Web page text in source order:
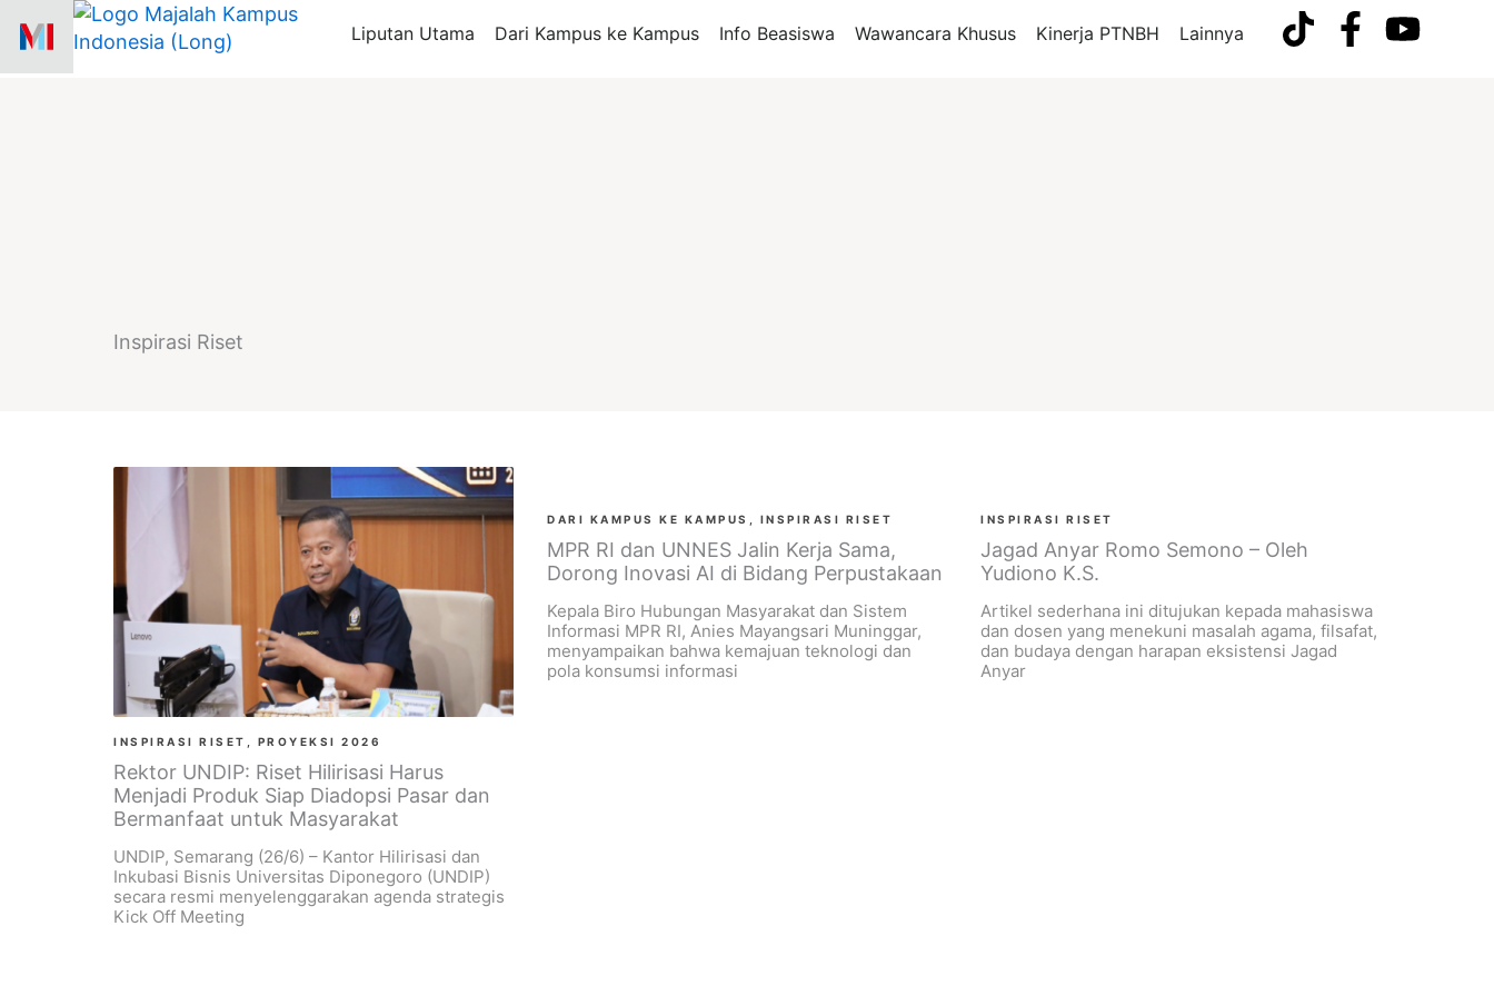
content
Liputan Utama Dari Kampus ke Kampus Info Beasiswa Wawancara Khusus Kinerja PTNBH Lainnya
Inspirasi Riset
INSPIRASI RISET PROYEKSI 2026
Rektor UNDIP: Riset Hilirisasi Harus
Menjadi Produk Siap Diadopsi Pasar dan
Bermanfaat untuk Masyarakat
UNDIP, Semarang (26/6) – Kantor Hilirisasi dan
Inkubasi Bisnis Universitas Diponegoro (UNDIP)
secara resmi menyelenggarakan agenda strategis
Kick Off Meeting
DARI KAMPUS KE KAMPUS INSPIRASI RISET
MPR RI dan UNNES Jalin Kerja Sama,
Dorong Inovasi AI di Bidang Perpustakaan
Kepala Biro Hubungan Masyarakat dan Sistem
Informasi MPR RI, Anies Mayangsari Muninggar,
menyampaikan bahwa kemajuan teknologi dan
pola konsumsi informasi
INSPIRASI RISET
Jagad Anyar Romo Semono – Oleh
Yudiono K.S.
Artikel sederhana ini ditujukan kepada mahasiswa
dan dosen yang menekuni masalah agama, filsafat,
dan budaya dengan harapan eksistensi Jagad
Anyar